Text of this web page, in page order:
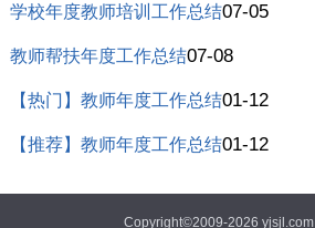
学校年度教师培训工作总结07-05
教师帮扶年度工作总结07-08
【热门】教师年度工作总结01-12
【推荐】教师年度工作总结01-12
Copyright©2009-2026 yjsjl.com